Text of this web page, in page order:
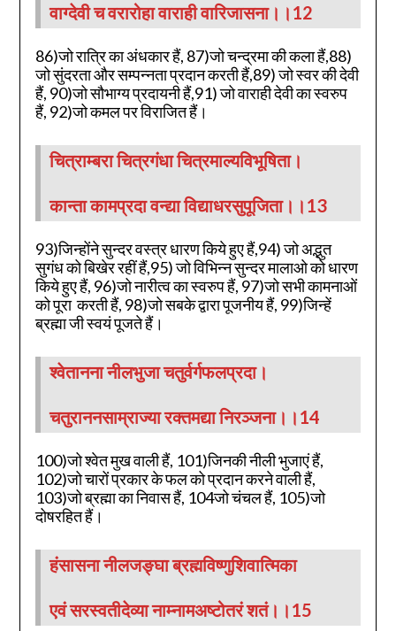
वाग्देवी च वरारोहा वाराही वारिजासना।।12
86)जो रात्रि का अंधकार हैं, 87)जो चन्द्रमा की कला हैं,88)
जो सुंदरता और सम्पन्नता प्रदान करती हैं,89) जो स्वर की देवी
हैं, 90)जो सौभाग्य प्रदायनी हैं,91) जो वाराही देवी का स्वरुप
हैं, 92)जो कमल पर विराजित हैं।
चित्राम्बरा चित्रगंधा चित्रमाल्यविभूषिता।
कान्ता कामप्रदा वन्द्या विद्याधरसुपूजिता।।13
93)जिन्होंने सुन्दर वस्त्र धारण किये हुए हैं,94) जो अद्भुत
सुगंध को बिखेर रहीं हैं,95) जो विभिन्न सुन्दर मालाओ को धारण
किये हुए हैं, 96)जो नारीत्व का स्वरुप हैं, 97)जो सभी कामनाओं
को पूरा करती हैं, 98)जो सबके द्वारा पूजनीय हैं, 99)जिन्हें
ब्रह्मा जी स्वयं पूजते हैं।
श्वेतानना नीलभुजा चतुर्वर्गफलप्रदा।
चतुराननसाम्राज्या रक्तमद्या निरञ्जना।।14
100)जो श्वेत मुख वाली हैं, 101)जिनकी नीली भुजाएं हैं,
102)जो चारों प्रकार के फल को प्रदान करने वाली हैं,
103)जो ब्रह्मा का निवास हैं, 104जो चंचल हैं, 105)जो
दोषरहित हैं।
हंसासना नीलजङ्घा ब्रह्मविष्णुशिवात्मिका
एवं सरस्वतीदेव्या नाम्नामअष्टोतरं शतं।।15